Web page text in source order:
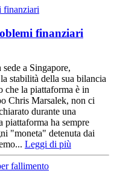
finanziari
a Singapore,
stabilità della sua bilancia
che la piattaforma è in
Chris Marsalek, non ci
durante una
piattaforma ha sempre
"moneta" detenuta dai
Leggi di più